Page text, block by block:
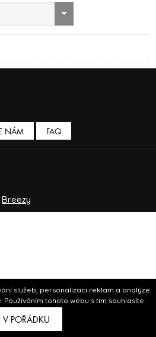
služeb, personalizaci reklam a analýze
tohoto webu s tím souhlasíte.
V POŘÁDKU
NÁM FAQ
Breezy